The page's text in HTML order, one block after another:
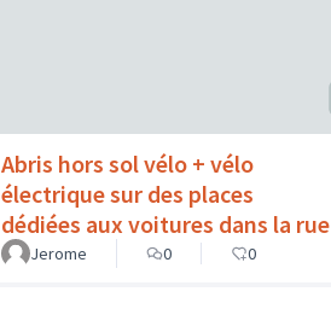
Abris hors sol vélo + vélo
électrique sur des places
dédiées aux voitures dans la rue
Jerome 0 0